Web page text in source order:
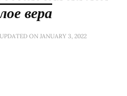
вера
UPDATED ON JANUARY 3, 2022